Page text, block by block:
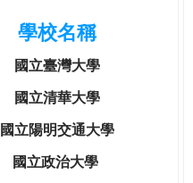
學校名稱
國立臺灣大學
國立清華大學
國立陽明交通大學
國立政治大學